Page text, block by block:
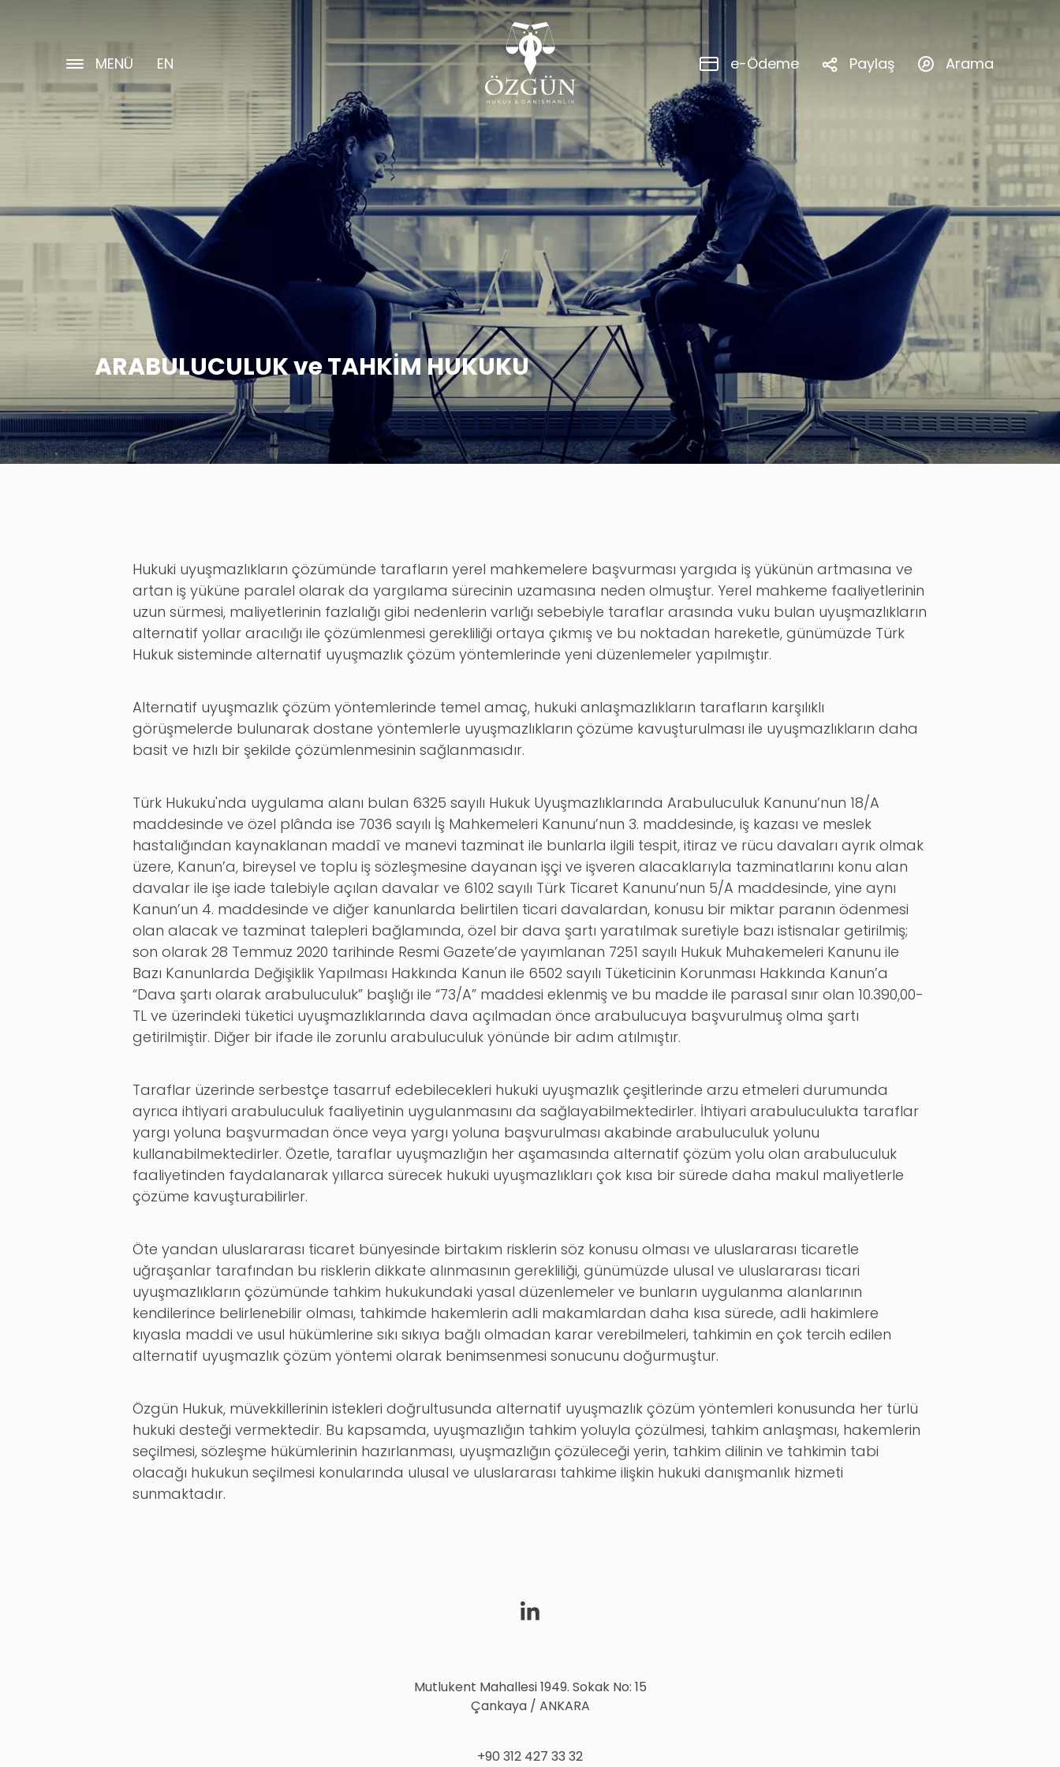
MENÜ EN e-Ödeme Paylaş Arama
ARABULUCULUK ve TAHKİM HUKUKU
Hukuki uyuşmazlıkların çözümünde tarafların yerel mahkemelere başvurması yargıda iş yükünün artmasına ve
artan iş yüküne paralel olarak da yargılama sürecinin uzamasına neden olmuştur. Yerel mahkeme faaliyetlerinin
uzun sürmesi, maliyetlerinin fazlalığı gibi nedenlerin varlığı sebebiyle taraflar arasında vuku bulan uyuşmazlıkların
alternatif yollar aracılığı ile çözümlenmesi gerekliliği ortaya çıkmış ve bu noktadan hareketle, günümüzde Türk
Hukuk sisteminde alternatif uyuşmazlık çözüm yöntemlerinde yeni düzenlemeler yapılmıştır.
Alternatif uyuşmazlık çözüm yöntemlerinde temel amaç, hukuki anlaşmazlıkların tarafların karşılıklı
görüşmelerde bulunarak dostane yöntemlerle uyuşmazlıkların çözüme kavuşturulması ile uyuşmazlıkların daha
basit ve hızlı bir şekilde çözümlenmesinin sağlanmasıdır.
Türk Hukuku'nda uygulama alanı bulan 6325 sayılı Hukuk Uyuşmazlıklarında Arabuluculuk Kanunu’nun 18/A
maddesinde ve özel plânda ise 7036 sayılı İş Mahkemeleri Kanunu’nun 3. maddesinde, iş kazası ve meslek
hastalığından kaynaklanan maddî ve manevi tazminat ile bunlarla ilgili tespit, itiraz ve rücu davaları ayrık olmak
üzere, Kanun’a, bireysel ve toplu iş sözleşmesine dayanan işçi ve işveren alacaklarıyla tazminatlarını konu alan
davalar ile işe iade talebiyle açılan davalar ve 6102 sayılı Türk Ticaret Kanunu’nun 5/A maddesinde, yine aynı
Kanun’un 4. maddesinde ve diğer kanunlarda belirtilen ticari davalardan, konusu bir miktar paranın ödenmesi
olan alacak ve tazminat talepleri bağlamında, özel bir dava şartı yaratılmak suretiyle bazı istisnalar getirilmiş;
son olarak 28 Temmuz 2020 tarihinde Resmi Gazete’de yayımlanan 7251 sayılı Hukuk Muhakemeleri Kanunu ile
Bazı Kanunlarda Değişiklik Yapılması Hakkında Kanun ile 6502 sayılı Tüketicinin Korunması Hakkında Kanun’a
“Dava şartı olarak arabuluculuk” başlığı ile “73/A” maddesi eklenmiş ve bu madde ile parasal sınır olan 10.390,00-
TL ve üzerindeki tüketici uyuşmazlıklarında dava açılmadan önce arabulucuya başvurulmuş olma şartı
getirilmiştir. Diğer bir ifade ile zorunlu arabuluculuk yönünde bir adım atılmıştır.
Taraflar üzerinde serbestçe tasarruf edebilecekleri hukuki uyuşmazlık çeşitlerinde arzu etmeleri durumunda
ayrıca ihtiyari arabuluculuk faaliyetinin uygulanmasını da sağlayabilmektedirler. İhtiyari arabuluculukta taraflar
yargı yoluna başvurmadan önce veya yargı yoluna başvurulması akabinde arabuluculuk yolunu
kullanabilmektedirler. Özetle, taraflar uyuşmazlığın her aşamasında alternatif çözüm yolu olan arabuluculuk
faaliyetinden faydalanarak yıllarca sürecek hukuki uyuşmazlıkları çok kısa bir sürede daha makul maliyetlerle
çözüme kavuşturabilirler.
Öte yandan uluslararası ticaret bünyesinde birtakım risklerin söz konusu olması ve uluslararası ticaretle
uğraşanlar tarafından bu risklerin dikkate alınmasının gerekliliği, günümüzde ulusal ve uluslararası ticari
uyuşmazlıkların çözümünde tahkim hukukundaki yasal düzenlemeler ve bunların uygulanma alanlarının
kendilerince belirlenebilir olması, tahkimde hakemlerin adli makamlardan daha kısa sürede, adli hakimlere
kıyasla maddi ve usul hükümlerine sıkı sıkıya bağlı olmadan karar verebilmeleri, tahkimin en çok tercih edilen
alternatif uyuşmazlık çözüm yöntemi olarak benimsenmesi sonucunu doğurmuştur.
Özgün Hukuk, müvekkillerinin istekleri doğrultusunda alternatif uyuşmazlık çözüm yöntemleri konusunda her türlü
hukuki desteği vermektedir. Bu kapsamda, uyuşmazlığın tahkim yoluyla çözülmesi, tahkim anlaşması, hakemlerin
seçilmesi, sözleşme hükümlerinin hazırlanması, uyuşmazlığın çözüleceği yerin, tahkim dilinin ve tahkimin tabi
olacağı hukukun seçilmesi konularında ulusal ve uluslararası tahkime ilişkin hukuki danışmanlık hizmeti
sunmaktadır.
Mutlukent Mahallesi 1949. Sokak No: 15
Çankaya / ANKARA
+90 312 427 33 32